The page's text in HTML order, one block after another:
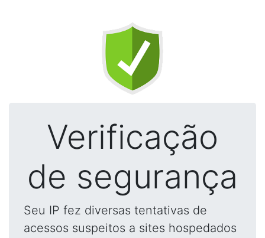
Verificação
de segurança
Seu IP fez diversas tentativas de
acessos suspeitos a sites hospedados